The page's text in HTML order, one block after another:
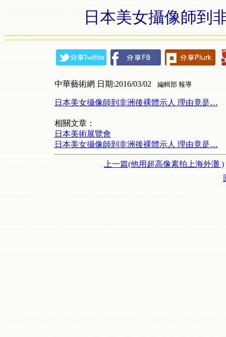
日本美女攝像師到
中華藝術網 日期:2016/03/02 編輯部 報導
日本美女攝像師到非洲後裸體示人 理由竟是…
相關文章：
日本美術展覽會
日本美女攝像師到非洲後裸體示人 理由竟是…
上一篇(他用超高像素拍上海外灘 )